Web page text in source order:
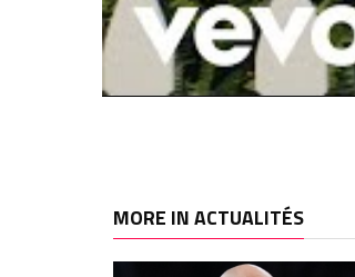
MORE IN ACTUALITÉS